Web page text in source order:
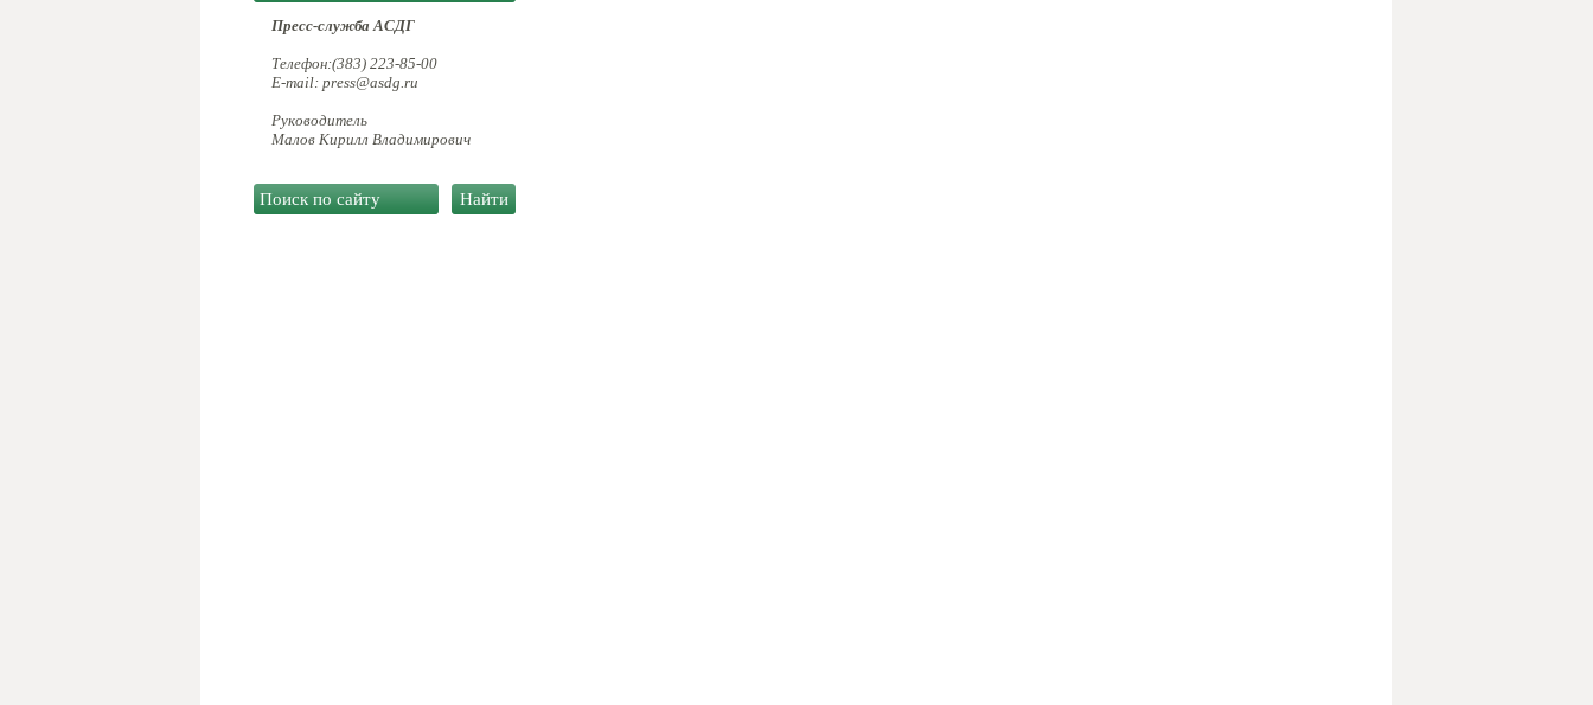
Пресс-служба АСДГ
Телефон:(383) 223-85-00
E-mail: press@asdg.ru
Руководитель
Малов Кирилл Владимирович